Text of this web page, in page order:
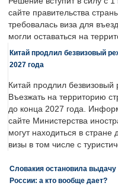
сайте правительства
требовалась виза для
могли оставаться на
Китай продлил безвизовый
2027 года
Китай продлил
Въезжать на территорию
до конца 2027 года.
сайте Министерства
могут находиться в
визы в том числе с
Словакия остановила выдачу
России: а кто вообще дает?